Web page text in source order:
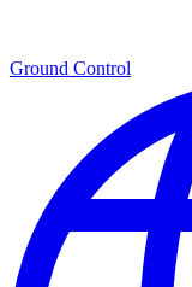
Ground Control